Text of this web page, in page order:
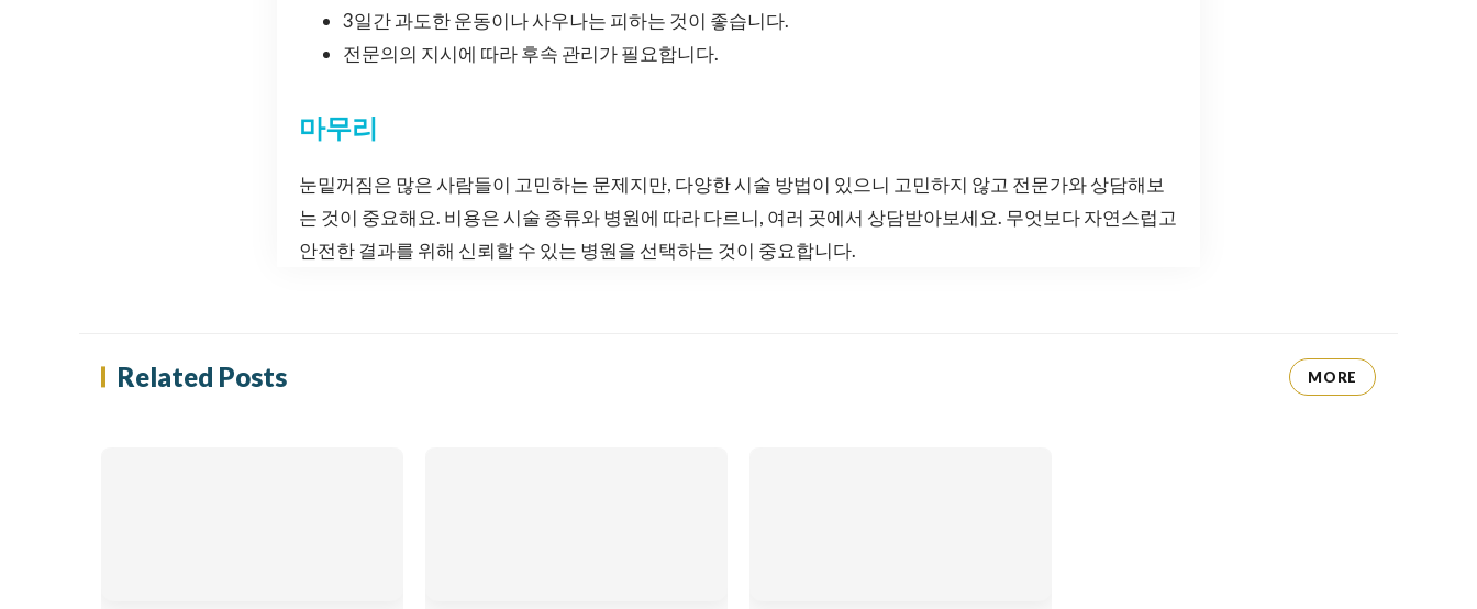
3일간 과도한 운동이나 사우나는 피하는 것이 좋습니다.
전문의의 지시에 따라 후속 관리가 필요합니다.
마무리
눈밑꺼짐은 많은 사람들이 고민하는 문제지만, 다양한 시술 방법이 있으니 고민하지 않고 전문가와 상담해보
는 것이 중요해요. 비용은 시술 종류와 병원에 따라 다르니, 여러 곳에서 상담받아보세요. 무엇보다 자연스럽고
안전한 결과를 위해 신뢰할 수 있는 병원을 선택하는 것이 중요합니다.
Related Posts MORE